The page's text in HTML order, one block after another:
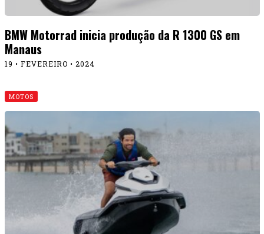
BMW Motorrad inicia produção da R 1300 GS em
Manaus
19 • FEVEREIRO • 2024
MOTOS